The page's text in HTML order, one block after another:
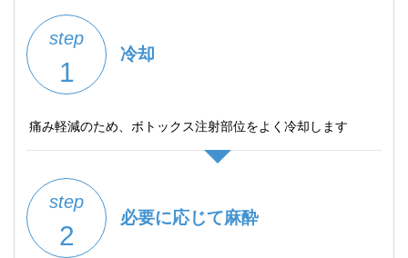
step
1
冷却
痛み軽減のため、ボトックス注射部位をよく冷却します
step
2
必要に応じて麻酔